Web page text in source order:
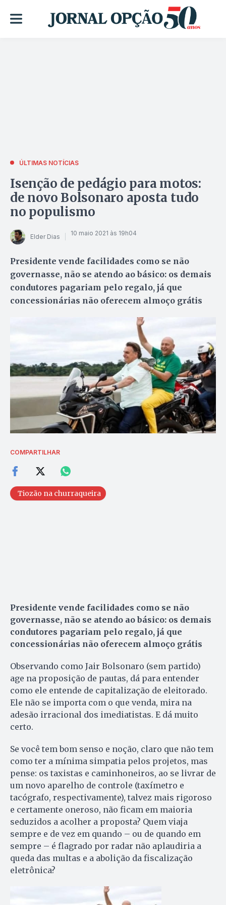
ÚLTIMAS NOTÍCIAS
Isenção de pedágio para motos:
de novo Bolsonaro aposta tudo
no populismo
Elder Dias 10 maio 2021 às 19h04
Presidente vende facilidades como se não
governasse, não se atendo ao básico: os demais
condutores pagariam pelo regalo, já que
concessionárias não oferecem almoço grátis
COMPARTILHAR
Tiozão na churraqueira
Presidente vende facilidades como se não
governasse, não se atendo ao básico: os demais
condutores pagariam pelo regalo, já que
concessionárias não oferecem almoço grátis
Observando como Jair Bolsonaro (sem partido)
age na proposição de pautas, dá para entender
como ele entende de capitalização de eleitorado.
Ele não se importa com o que venda, mira na
adesão irracional dos imediatistas. E dá muito
certo.
Se você tem bom senso e noção, claro que não tem
como ter a mínima simpatia pelos projetos, mas
pense: os taxistas e caminhoneiros, ao se livrar de
um novo aparelho de controle (taxímetro e
tacógrafo, respectivamente), talvez mais rigoroso
e certamente oneroso, não ficam em maioria
seduzidos a acolher a proposta? Quem viaja
sempre e de vez em quando – ou de quando em
sempre – é flagrado por radar não aplaudiria a
queda das multas e a abolição da fiscalização
eletrônica?